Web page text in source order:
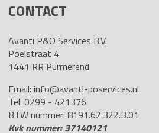
CONTACT
Avanti P&O Services B.V.
Poelstraat 4
1441 RR Purmerend
Email: info@avanti-poservices.nl
Tel: 0299 - 421376
BTW nummer: 8191.62.322.B.01
Kvk nummer: 37140121